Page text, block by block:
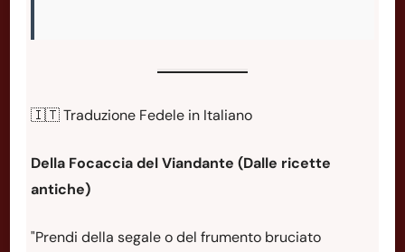
🇮🇹 Traduzione Fedele in Italiano
Della Focaccia del Viandante (Dalle ricette
antiche)
"Prendi della segale o del frumento bruciato